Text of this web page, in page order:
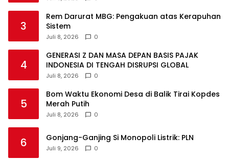
3
Rem Darurat MBG: Pengakuan atas Kerapuhan
Sistem
Juli 8, 2026 0
4
GENERASI Z DAN MASA DEPAN BASIS PAJAK
INDONESIA DI TENGAH DISRUPSI GLOBAL
Juli 8, 2026 0
5
Bom Waktu Ekonomi Desa di Balik Tirai Kopdes
Merah Putih
Juli 8, 2026 0
6 Gonjang-Ganjing Si Monopoli Listrik: PLN
Juli 9, 2026 0